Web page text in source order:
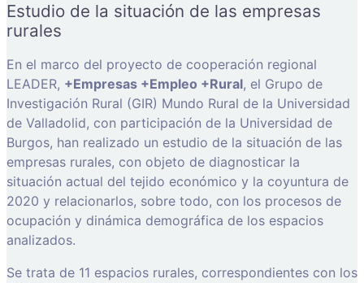
Estudio de la situación de las empresas
rurales
En el marco del proyecto de cooperación regional
LEADER, +Empresas +Empleo +Rural, el Grupo de
Investigación Rural (GIR) Mundo Rural de la Universidad
de Valladolid, con participación de la Universidad de
Burgos, han realizado un estudio de la situación de las
empresas rurales, con objeto de diagnosticar la
situación actual del tejido económico y la coyuntura de
2020 y relacionarlos, sobre todo, con los procesos de
ocupación y dinámica demográfica de los espacios
analizados.
Se trata de 11 espacios rurales, correspondientes con los